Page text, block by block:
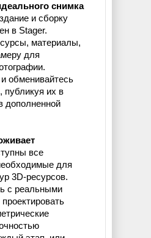
снимка
и сборку
в Stager.
материалы,
для
обменивайтесь
их в
дополненной
все
для
3D-ресурсов.
с реальными